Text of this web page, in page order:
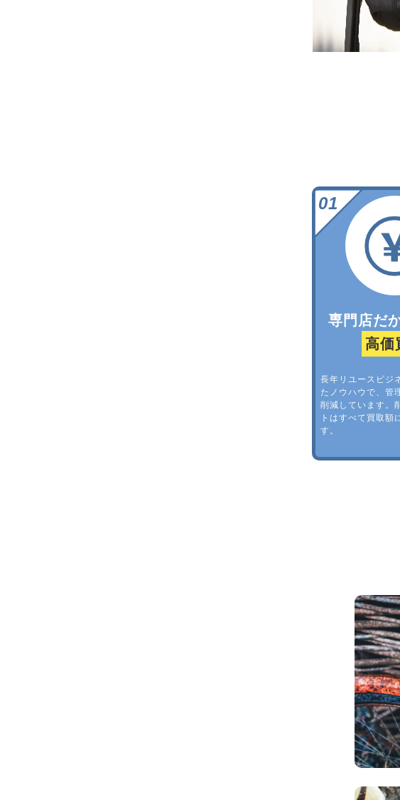
専門店だ
高価
長年リユースビジ
たノウハウで、管
削減しています。
トはすべて買取額
す。